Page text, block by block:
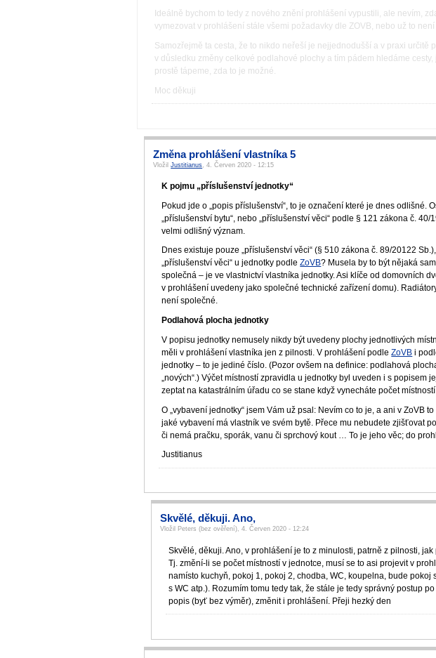
Ideálně bychom to tedy z nového znění prohlášení vypustili, ale nevím,
vymezovat v prohlášení stále všemi požadavky dle ZOVB, nebo už to není
Samozřejmě ta cesta, že to nikdo neřeší je nejjednodušší a v praxi určitě
v důsledku změny celkové podlahové plochy a tím pádem hledáme
prostě tápeme, zda to je možné.
Moc děkuji
Změna prohlášení vlastníka 5
VložilJustitianus , 4. Červen 2020 - 12:15
K pojmu „příslušenství jednotky“
Pokud jde o „popis příslušenství“, to je označení které je dnes odlišné.
„příslušenství bytu“, nebo „příslušenství věci“ podle § 121 zákona č.
velmi odlišný význam.
Dnes existuje pouze „příslušenství věci“ (§ 510 zákona č. 89/20122
„příslušenství věci“ u jednotky podleZoVB? Musela by to být nějaká
společná – je ve vlastnictví vlastníka jednotky. Asi klíče od domovních
v prohlášení uvedeny jako společné technické zařízení domu).
není společné.
Podlahová plocha jednotky
V popisu jednotky nemusely nikdy být uvedeny plochy jednotlivých
měli v prohlášení vlastníka jen z pilnosti. V prohlášení podleZoVB i
jednotky – to je jediné číslo. (Pozor ovšem na definice: podlahová
„nových“.) Výčet místností zpravidla u jednotky byl uveden i s
zeptat na katastrálním úřadu co se stane když vynecháte počet
O „vybavení jednotky“ jsem Vám už psal: Nevím co to je, a ani v ZoVB
jaké vybavení má vlastník ve svém bytě. Přece mu nebudete zjišťovat
či nemá pračku, sporák, vanu či sprchový kout … To je jeho věc; do
Justitianus
Skvělé, děkuji. Ano,
Vložil Peters (bez ověření), 4. Červen 2020 - 12:24
Skvělé, děkuji. Ano, v prohlášení je to z minulosti, patrně z pilnosti,
Tj. změní-li se počet místností v jednotce, musí se to asi projevit v
namísto kuchyň, pokoj 1, pokoj 2, chodba, WC, koupelna, bude
s WC atp.). Rozumím tomu tedy tak, že stále je tedy správný postup
popis (byť bez výměr), změnit i prohlášení. Přeji hezký den